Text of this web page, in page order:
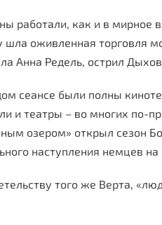
работали, как и в мирное
шла оживленная торговля
Анна Редель, острил
сеансе были полны
и театры – во многих по-
озером» открыл сезон
наступления немцев
того же Верта,